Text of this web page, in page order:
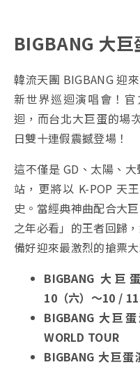
BIGBANG 大巨
韓流天團 BIGBANG 迎
新世界巡迴演唱會！
迴，而台北大巨蛋的場
日雙十連假震撼登場！
這不僅是 GD、太陽、
站，更將以 K-POP 天
史。當經典神曲配合大
之年必看」的王者回歸
備好迎來最激烈的搶票
BIGBANG 大
10（六）～10 / 11
BIGBANG 大巨
WORLD TOUR
BIGBANG 大巨蛋